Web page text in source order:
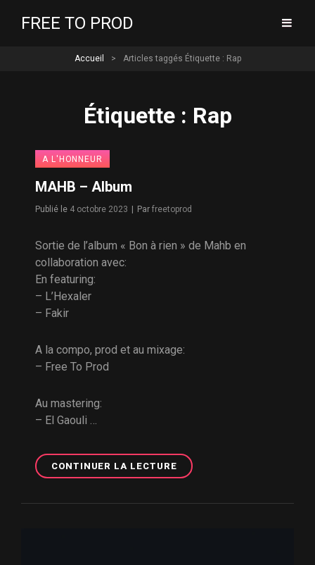
FREE TO PROD
Accueil > Articles taggés Étiquette : Rap
Étiquette : Rap
A L'HONNEUR
MAHB – Album
Publié le 4 octobre 2023 Par Byline
freetoprod
Sortie de l’album « Bon à rien » de Mahb en
collaboration avec:
En featuring:
– L’Hexaler
– Fakir
A la compo, prod et au mixage:
– Free To Prod
Au mastering:
– El Gaouli …
CONTINUER LA LECTUREMAHB
–